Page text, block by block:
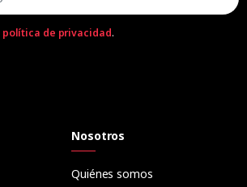
política de privacidad.
Nosotros
Quiénes somos